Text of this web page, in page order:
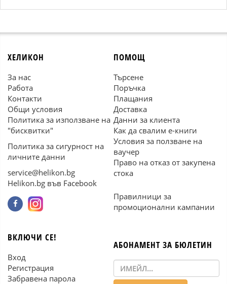
ХЕЛИКОН
За нас
Работа
Контакти
Общи условия
Политика за използване на
"бисквитки"
Политика за сигурност на
личните данни
service@helikon.bg
Helikon.bg във Facebook
ПОМОЩ
Търсене
Поръчка
Плащания
Доставка
Данни за клиента
Как да свалим е-книги
Условия за ползване на
ваучер
Право на отказ от закупена
стока
Правилници за
промоционални кампании
ВКЛЮЧИ СЕ!
Вход
Регистрация
Забравена парола
АБОНАМЕНТ ЗА БЮЛЕТИН